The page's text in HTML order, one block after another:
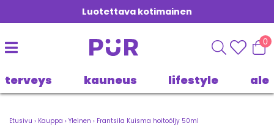
Luotettava kotimainen
0
terveys kauneus lifestyle ale
Etusivu › Kauppa › Yleinen › Frantsila Kuisma hoitoöljy 50ml